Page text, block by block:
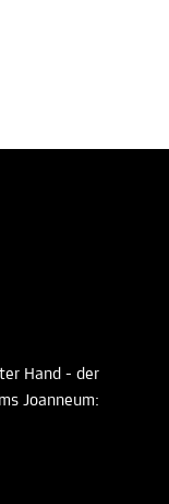
Hand - der
Joanneum: